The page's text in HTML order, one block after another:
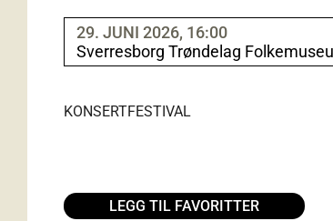
29. JUNI 2026, 16:00
Sverresborg Trøndelag
KONSERTFESTIVAL
LEGG TIL FAVORITTER